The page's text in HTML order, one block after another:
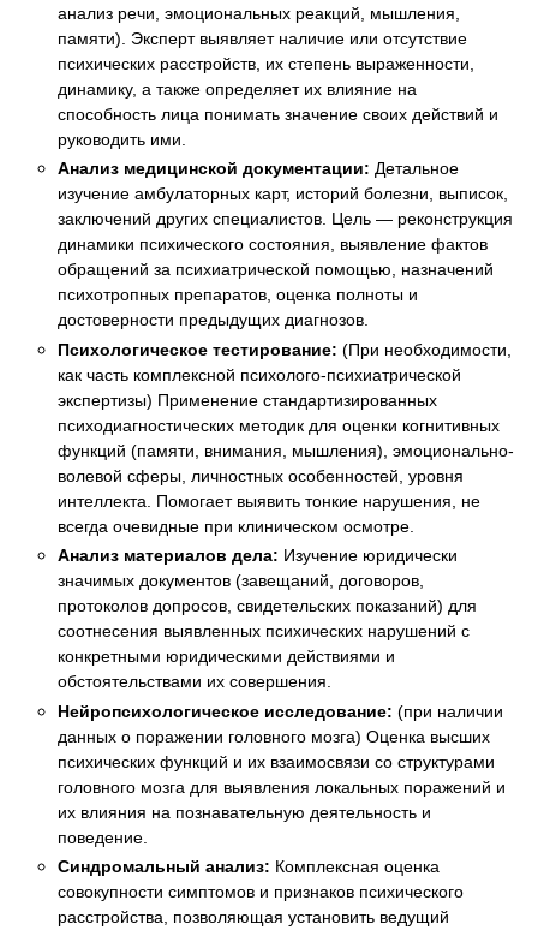
анализ речи, эмоциональных реакций, мышления,
памяти). Эксперт выявляет наличие или отсутствие
психических расстройств, их степень выраженности,
динамику, а также определяет их влияние на
способность лица понимать значение своих действий и
руководить ими.
Анализ медицинской документации: Детальное
изучение амбулаторных карт, историй болезни, выписок,
заключений других специалистов. Цель — реконструкция
динамики психического состояния, выявление фактов
обращений за психиатрической помощью, назначений
психотропных препаратов, оценка полноты и
достоверности предыдущих диагнозов.
Психологическое тестирование: (При необходимости,
как часть комплексной психолого-психиатрической
экспертизы) Применение стандартизированных
психодиагностических методик для оценки когнитивных
функций (памяти, внимания, мышления), эмоционально-
волевой сферы, личностных особенностей, уровня
интеллекта. Помогает выявить тонкие нарушения, не
всегда очевидные при клиническом осмотре.
Анализ материалов дела: Изучение юридически
значимых документов (завещаний, договоров,
протоколов допросов, свидетельских показаний) для
соотнесения выявленных психических нарушений с
конкретными юридическими действиями и
обстоятельствами их совершения.
Нейропсихологическое исследование: (при наличии
данных о поражении головного мозга) Оценка высших
психических функций и их взаимосвязи со структурами
головного мозга для выявления локальных поражений и
их влияния на познавательную деятельность и
поведение.
Синдромальный анализ: Комплексная оценка
совокупности симптомов и признаков психического
расстройства, позволяющая установить ведущий